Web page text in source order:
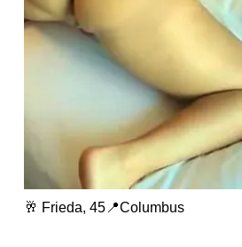
🥂 Frieda, 45📍Columbus